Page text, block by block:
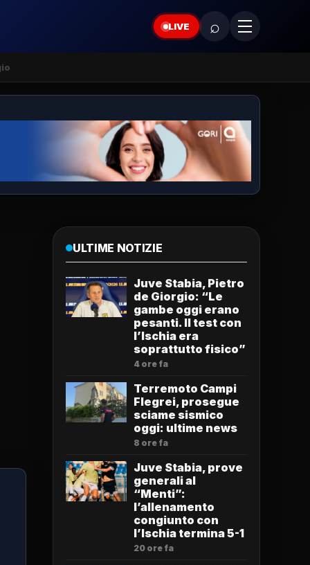
LIVE ⌕
ULTIME NOTIZIE
Juve Stabia, Pietro
de Giorgio: “Le
gambe oggi erano
pesanti. Il test con
l’Ischia era
soprattutto fisico”
4 ore fa
Terremoto Campi
Flegrei, prosegue
sciame sismico
oggi: ultime news
8 ore fa
Juve Stabia, prove
generali al
“Menti”:
l’allenamento
congiunto con
l’Ischia termina 5-1
20 ore fa